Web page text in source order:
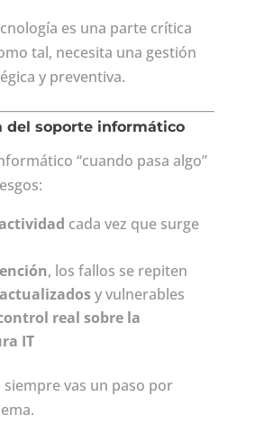
es una parte crítica
tal, necesita una gestión
y preventiva.
del soporte informático
“cuando pasa algo”
cada vez que surge
, los fallos se repiten
y vulnerables
real sobre la
IT
siempre vas un paso por